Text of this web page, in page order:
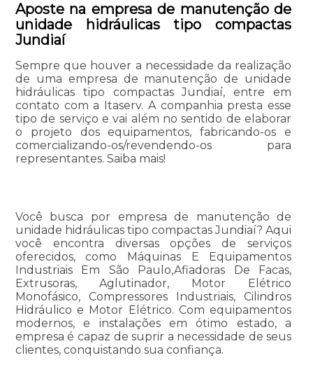
Aposte na empresa de manutenção de
unidade hidráulicas tipo compactas
Jundiaí
Sempre que houver a necessidade da realização
de uma empresa de manutenção de unidade
hidráulicas tipo compactas Jundiaí, entre em
contato com a Itaserv. A companhia presta esse
tipo de serviço e vai além no sentido de elaborar
o projeto dos equipamentos, fabricando-os e
comercializando-os/revendendo-os para
representantes. Saiba mais!
Você busca por empresa de manutenção de
unidade hidráulicas tipo compactas Jundiaí? Aqui
você encontra diversas opções de serviços
oferecidos, como Máquinas E Equipamentos
Industriais Em São Paulo,Afiadoras De Facas,
Extrusoras, Aglutinador, Motor Elétrico
Monofásico, Compressores Industriais, Cilindros
Hidráulico e Motor Elétrico. Com equipamentos
modernos, e instalações em ótimo estado, a
empresa é capaz de suprir a necessidade de seus
clientes, conquistando sua confiança.